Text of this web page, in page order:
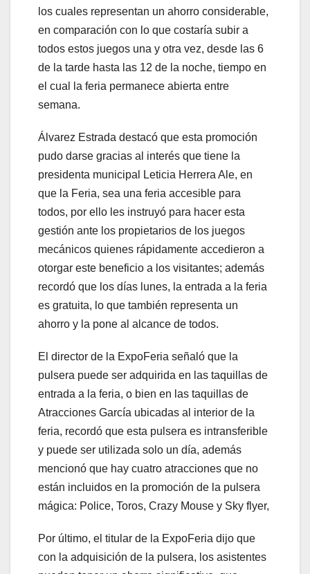
los cuales representan un ahorro considerable,
en comparación con lo que costaría subir a
todos estos juegos una y otra vez, desde las 6
de la tarde hasta las 12 de la noche, tiempo en
el cual la feria permanece abierta entre
semana.
Álvarez Estrada destacó que esta promoción
pudo darse gracias al interés que tiene la
presidenta municipal Leticia Herrera Ale, en
que la Feria, sea una feria accesible para
todos, por ello les instruyó para hacer esta
gestión ante los propietarios de los juegos
mecánicos quienes rápidamente accedieron a
otorgar este beneficio a los visitantes; además
recordó que los días lunes, la entrada a la feria
es gratuita, lo que también representa un
ahorro y la pone al alcance de todos.
El director de la ExpoFeria señaló que la
pulsera puede ser adquirida en las taquillas de
entrada a la feria, o bien en las taquillas de
Atracciones García ubicadas al interior de la
feria, recordó que esta pulsera es intransferible
y puede ser utilizada solo un día, además
mencionó que hay cuatro atracciones que no
están incluidos en la promoción de la pulsera
mágica: Police, Toros, Crazy Mouse y Sky flyer,
Por último, el titular de la ExpoFeria dijo que
con la adquisición de la pulsera, los asistentes